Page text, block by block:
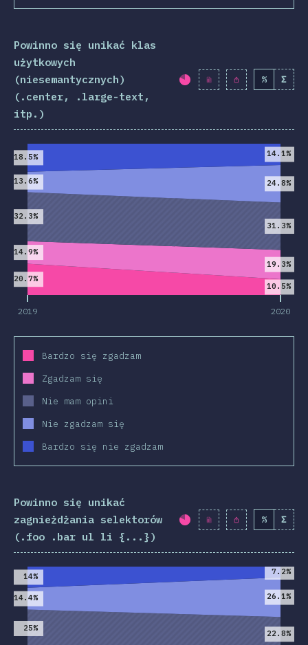
Powinno się unikać klas
użytkowych
(niesemantycznych)
(.center, .large-text,
itp.)
Procent ukończenia:
% Σ
2019 2020
2019 2020
20.7%
10.5%
14.9%
19.3%
32.3%
31.3%
13.6% 24.8%
18.5% 14.1%
Bardzo się zgadzam
Zgadzam się
Nie mam opini
Nie zgadzam się
Bardzo się nie zgadzam
Powinno się unikać
zagnieżdżania selektorów
(.foo .bar ul li {...})
Procent ukończenia:
% Σ
2019 2020
25%
22.8%
14.4% 26.1%
14%
7.2%